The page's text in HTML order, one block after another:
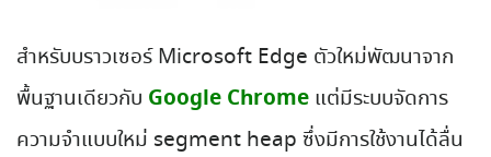
สำหรับบราวเซอร์ Microsoft Edge ตัวใหม่พัฒนาจาก
พื้นฐานเดียวกับ Google Chrome แต่มีระบบจัดการ
ความจำแบบใหม่ segment heap ซึ่งมีการใช้งานได้ลื่น